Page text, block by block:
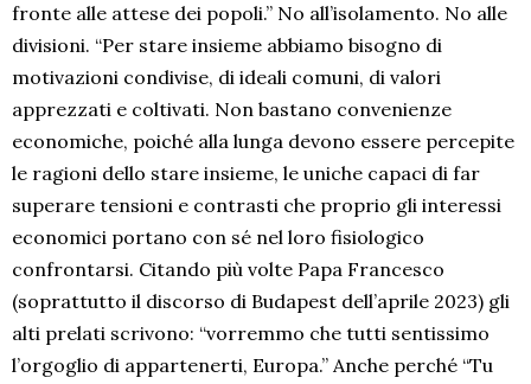
fronte alle attese dei popoli.” No all’isolamento. No alle
divisioni. “Per stare insieme abbiamo bisogno di
motivazioni condivise, di ideali comuni, di valori
apprezzati e coltivati. Non bastano convenienze
economiche, poiché alla lunga devono essere percepite
le ragioni dello stare insieme, le uniche capaci di far
superare tensioni e contrasti che proprio gli interessi
economici portano con sé nel loro fisiologico
confrontarsi. Citando più volte Papa Francesco
(soprattutto il discorso di Budapest dell’aprile 2023) gli
alti prelati scrivono: “vorremmo che tutti sentissimo
l’orgoglio di appartenerti, Europa.” Anche perché “Tu